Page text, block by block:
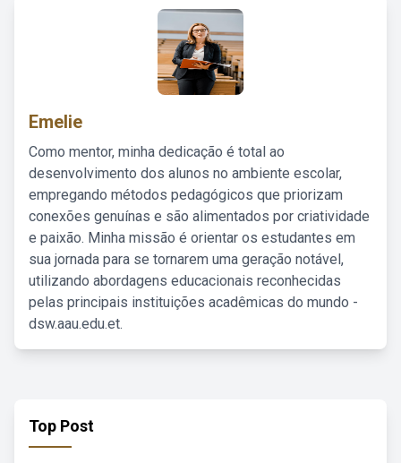
Emelie
Como mentor, minha dedicação é total ao
desenvolvimento dos alunos no ambiente escolar,
empregando métodos pedagógicos que priorizam
conexões genuínas e são alimentados por criatividade
e paixão. Minha missão é orientar os estudantes em
sua jornada para se tornarem uma geração notável,
utilizando abordagens educacionais reconhecidas
pelas principais instituições acadêmicas do mundo -
dsw.aau.edu.et.
Top Post